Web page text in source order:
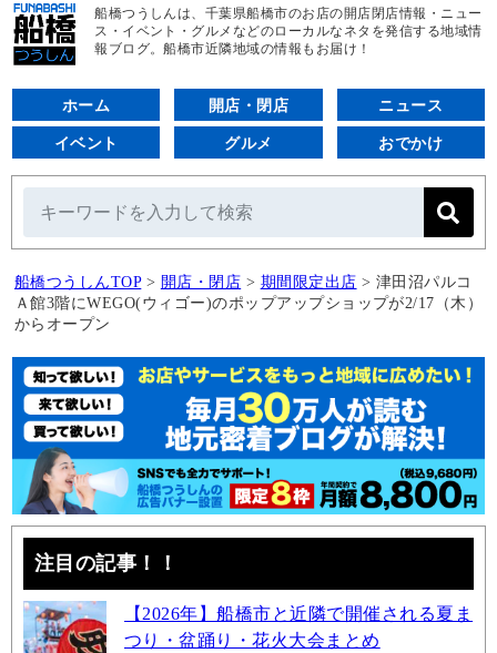
船橋つうしんは、千葉県船橋市のお店の開店閉店情報・ニュー
ス・イベント・グルメなどのローカルなネタを発信する地域情
報ブログ。船橋市近隣地域の情報もお届け！
ホーム 開店・閉店 ニュース
イベント グルメ おでかけ
船橋つうしんTOP > 開店・閉店 > 期間限定出店 > 津田沼パルコ
Ａ館3階にWEGO(ウィゴー)のポップアップショップが2/17（木）
からオープン
注目の記事！！
【2026年】船橋市と近隣で開催される夏ま
つり・盆踊り・花火大会まとめ